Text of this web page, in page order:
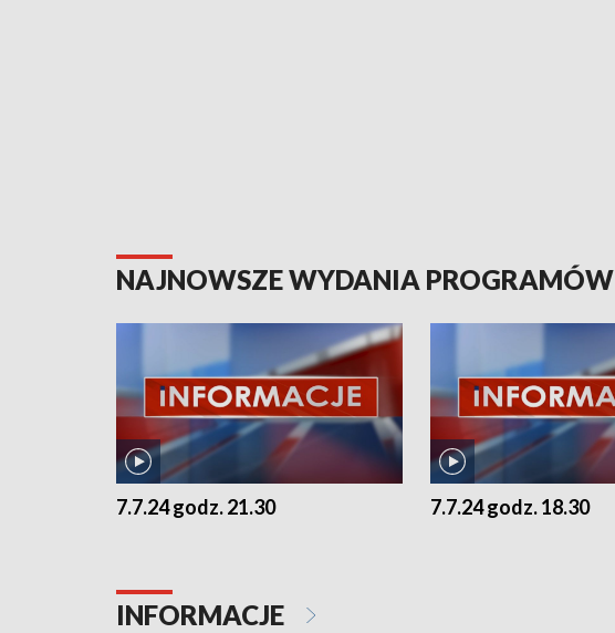
NAJNOWSZE WYDANIA PROGRAMÓW
7.7.24 godz. 21.30 7.7.24 godz. 18.30
INFORMACJE